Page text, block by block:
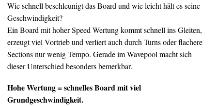
Wie schnell beschleunigt das Board und wie leicht hält es seine
Geschwindigkeit?
Ein Board mit hoher Speed Wertung kommt schnell ins Gleiten,
erzeugt viel Vortrieb und verliert auch durch Turns oder flachere
Sections nur wenig Tempo. Gerade im Wavepool macht sich
dieser Unterschied besonders bemerkbar.
Hohe Wertung = schnelles Board mit viel
Grundgeschwindigkeit.